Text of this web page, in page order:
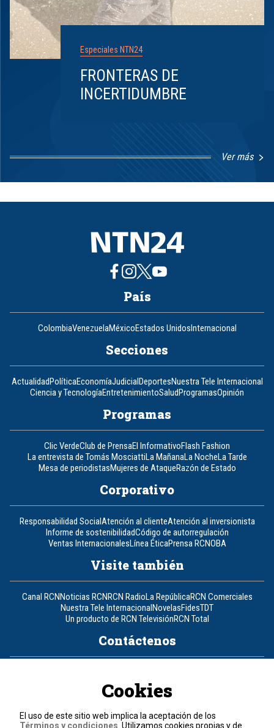
Especiales NTN24
FRONTERAS DE
INCERTIDUMBRE
Ver más
1
8
País
ColombiaVenezuelaMéxicoEstados UnidosInternacional
Secciones
ActualidadPolíticaEconomíaJudicialDeportesNuestra Tele Internacional
Ciencia y TecnologíaEntretenimientoSaludProgramasOpinión
Programas
Clic VerdeClub de PrensaEl InformativoFlash Fashion
La entrevista de Tomás MosciattiLa MañanaLa NocheLa Tarde
Mesa de periodistasMujeres de AtaqueRazón de Estado
Corporativo
Responsabilidad SocialAtención al clienteAtención al inversionista
Informe de sostenibilidadCódigo de autorregulación
Ventas InternacionalesLínea ÉticaPrensa RCNOBA
Visite también
Canal RCNNoticias RCNRCN RadioLa RepúblicaRCN Comerciales
Nuestra Tele InternacionalNovelasFidesTDT
Un producto de RCN TelevisiónRCN Total
Contáctenos
Política de cookies
Términos y condiciones
Cookies
El uso de este sitio web implica la aceptación de los
Términos y condiciones . Utilizamos cookies propias y de